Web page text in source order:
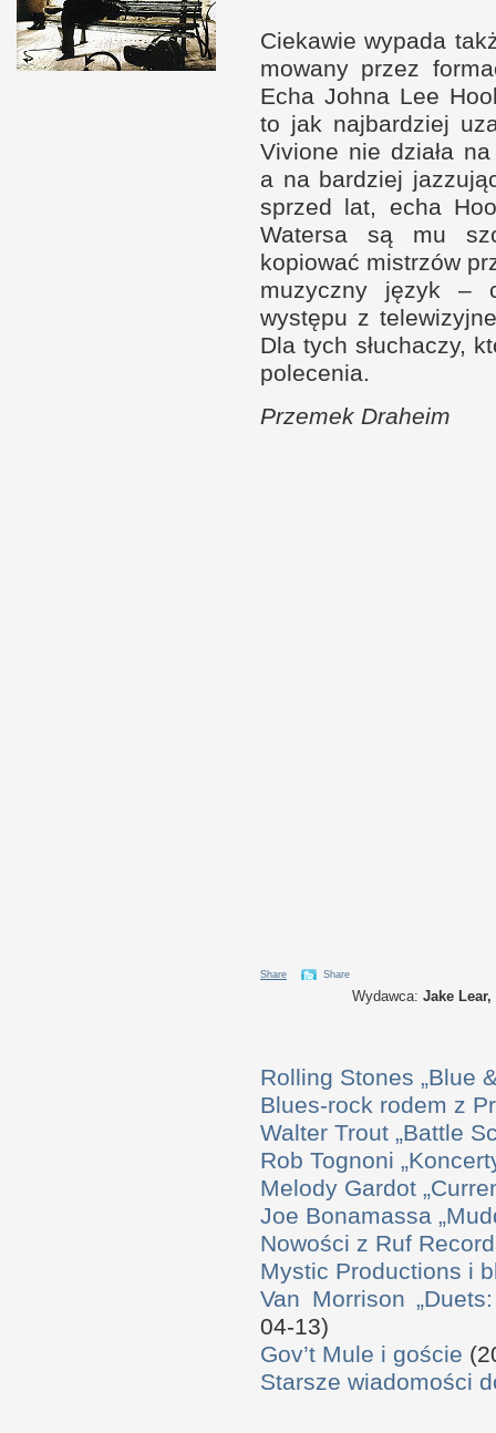
Ciekawie wypada
mowany przez
Echa Johna Lee
to jak naj­bar­dziej
Vivione nie działa
a na bar­dziej
sprzed lat, echa
Watersa są mu
kopiować mistrzów
muzyczny język –
występu z t
Dla tych słuchaczy,
polecenia.
Prze­mek Draheim
Share Share
Wydawca: Jake
Rolling Stones „Blue
Blues-rock rodem z
Walter Trout „Battle
Rob Tognoni
Melody Gardot
Joe Bonamassa
Nowości z Ruf
Mystic Productions i
Van Morrison
04-13)
Gov’t Mule i goście
Starsze wiadomości